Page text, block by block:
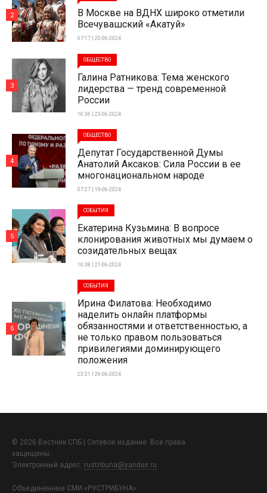
В Москве на ВДНХ широко отметили
Всечувашский «Акатуй»
07:17 | 20-06-2024
2
ОБЩЕСТВО
Галина Ратникова: Тема женского
лидерства — тренд современной
России
16:36 | 23-06-2024
3
ОБЩЕСТВО
Депутат Государственной Думы
Анатолий Аксаков: Сила России в ее
многонациональном народе
07:27 | 19-06-2024
4
СОБЫТИЯ
Екатерина Кузьмина: В вопросе
клонирования животных мы думаем о
созидательных вещах
16:38 | 21-06-2024
5
СОБЫТИЯ
Ирина Филатова: Необходимо
наделить онлайн платформы
обязанностями и ответственностью, а
не только правом пользоваться
привилегиями доминирующего
положения
23:31 | 26-06-2024
6
© 2026 Вестник СПБ | Сетевое издание. Все права
защищены.
Электронный адрес: rustribuna@yandex.ru
Объединенные СМИ «РУСТРИБУНА»